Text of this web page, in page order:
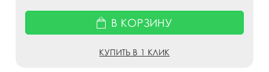
В КОРЗИНУ
КУПИТЬ В 1 КЛИК